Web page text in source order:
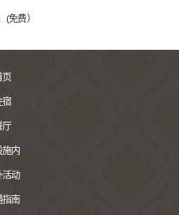
免费）
页
宿
厅
内
活动
指南